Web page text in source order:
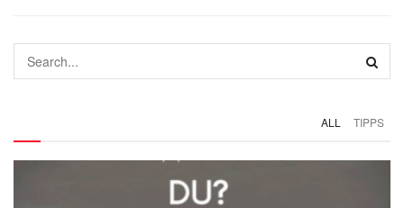
ALL TIPPS